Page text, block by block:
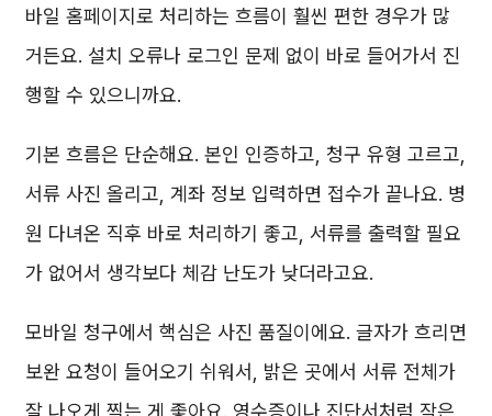
바일 홈페이지로 처리하는 흐름이 훨씬 편한 경우가 많
거든요. 설치 오류나 로그인 문제 없이 바로 들어가서 진
행할 수 있으니까요.
기본 흐름은 단순해요. 본인 인증하고, 청구 유형 고르고,
서류 사진 올리고, 계좌 정보 입력하면 접수가 끝나요. 병
원 다녀온 직후 바로 처리하기 좋고, 서류를 출력할 필요
가 없어서 생각보다 체감 난도가 낮더라고요.
모바일 청구에서 핵심은 사진 품질이에요. 글자가 흐리면
보완 요청이 들어오기 쉬워서, 밝은 곳에서 서류 전체가